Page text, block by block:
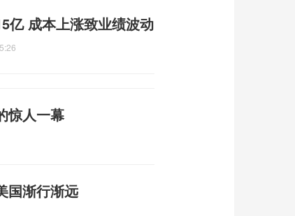
亿 成本上涨致业绩波动
惊人一幕
国渐行渐远